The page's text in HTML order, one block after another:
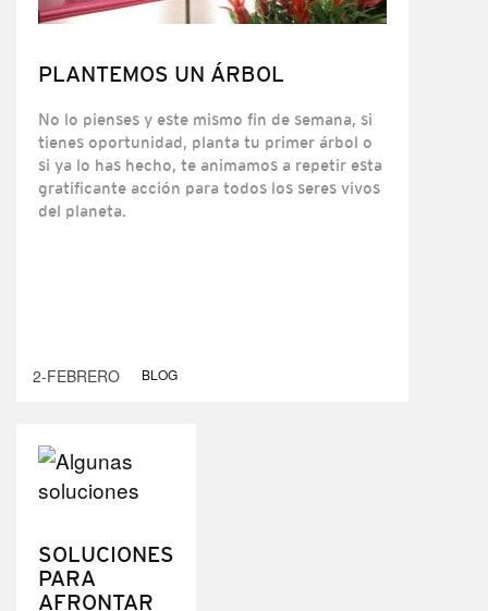
PLANTEMOS UN ÁRBOL
No lo pienses y este mismo fin de semana, si
tienes oportunidad, planta tu primer árbol o
si ya lo has hecho, te animamos a repetir esta
gratificante acción para todos los seres vivos
del planeta.
2-FEBRERO BLOG
SOLUCIONES
PARA
AFRONTAR